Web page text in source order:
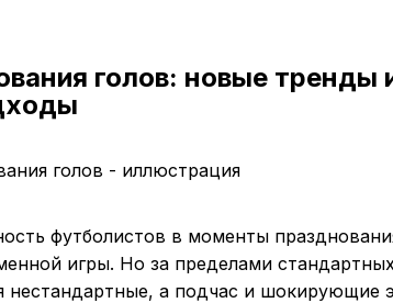
голов: новые тренды
футболистов в моменты
игры. Но за пределами
нестандартные, а подчас и шокирующие